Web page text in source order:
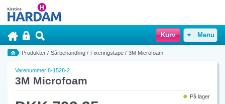
Kurv Menu
Produkter / Sårbehandling / Fixeringstape / 3M Microfoam
Varenummer 8-1528-2
3M Microfoam
På lager